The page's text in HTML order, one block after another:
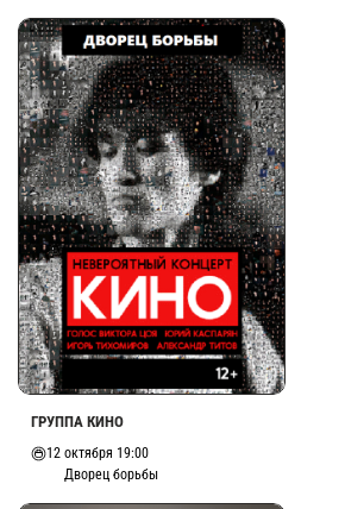
ГРУППА КИНО
12 октября 19:00
Дворец борьбы